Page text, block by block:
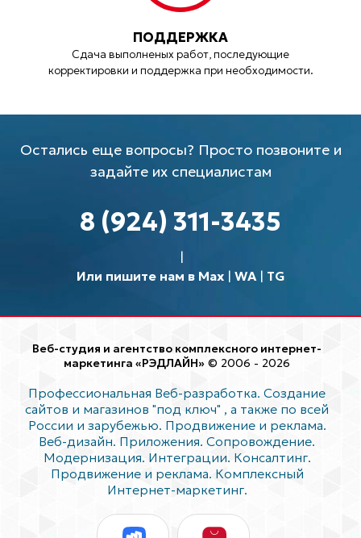
ПОДДЕРЖКА
Сдача выполненых работ, последующие
корректировки и поддержка при необходимости.
Остались еще вопросы? Просто позвоните и
задайте их специалистам
8 (924) 311-3435
Или пишите нам в Max| WA| TG
Веб-студия и агентство комплексного интернет-
маркетинга «РЭДЛАЙН» © 2006 - 2026
Профессиональная Веб-разработка. Создание
сайтов и магазинов "под ключ" , а также по всей
России и зарубежью. Продвижение и реклама.
Веб-дизайн. Приложения. Сопровождение.
Модернизация. Интеграции. Консалтинг.
Продвижение и реклама. Комплексный
Интернет-маркетинг.